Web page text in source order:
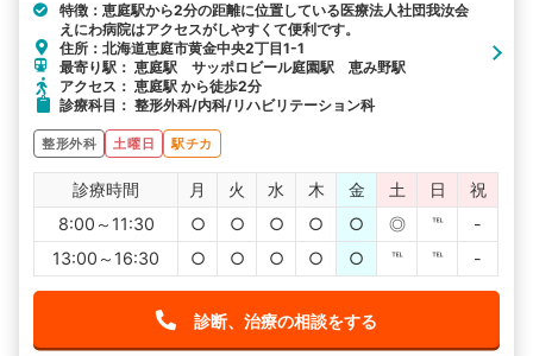
特徴：恵庭駅から2分の距離に位置している医療法人社団我汝会
えにわ病院はアクセスがしやすくて便利です。
住所：北海道恵庭市黄金中央2丁目1-1
最寄り駅： 恵庭駅 サッポロビール庭園駅 恵み野駅
アクセス： 恵庭駅 から徒歩2分
診療科目： 整形外科/内科/リハビリテーション科
整形外科 土曜日 駅チカ
診療時間 月 火 水 木 金 土 日
祝
8:00～11:30
○ ○ ○ ○ ○ ◎ ℡
-
13:00～16:30
○ ○ ○ ○ ○ ℡ ℡ -
診断、治療の相談をする